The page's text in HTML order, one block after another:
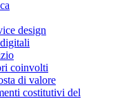
design
coinvolti
di valore
costitutivi del